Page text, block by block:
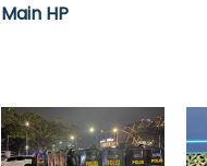
Main HP